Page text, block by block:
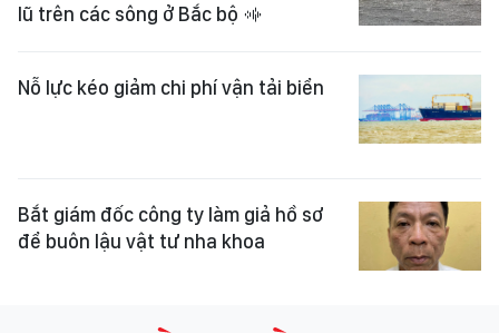
lũ trên các sông ở Bắc bộ
Nỗ lực kéo giảm chi phí vận tải biển
Bắt giám đốc công ty làm giả hồ sơ
để buôn lậu vật tư nha khoa